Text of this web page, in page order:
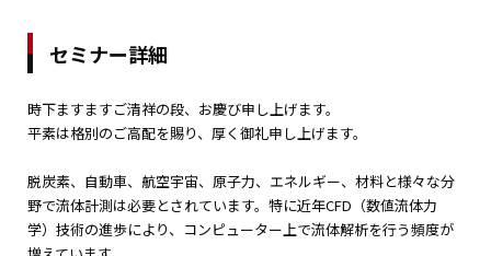
セミナー詳細
時下ますますご清祥の段、お慶び申し上げます。
平素は格別のご高配を賜り、厚く御礼申し上げます。
脱炭素、自動車、航空宇宙、原子力、エネルギー、材料と様々な分
野で流体計測は必要とされています。特に近年CFD（数値流体力
学）技術の進歩により、コンピューター上で流体解析を行う頻度が